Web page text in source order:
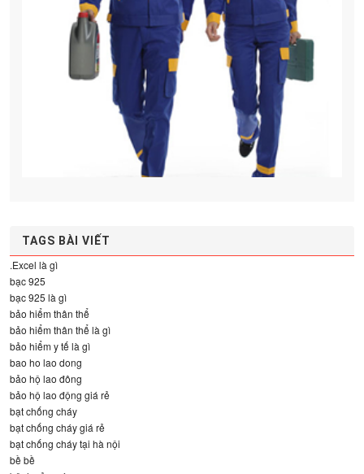
TAGS BÀI VIẾT
.Excel là gì
bạc 925
bạc 925 là gì
bảo hiểm thân thể
bảo hiểm thân thể là gì
bảo hiểm y tế là gì
bao ho lao dong
bảo hộ lao đông
bảo hộ lao động giá rẻ
bạt chống cháy
bạt chống cháy giá rẻ
bạt chống cháy tại hà nội
bề bề